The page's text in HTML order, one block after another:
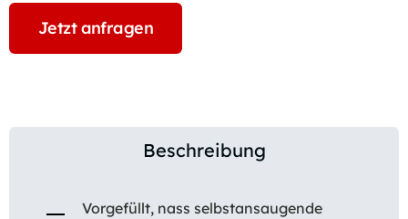
Jetzt anfragen
Beschreibung
Vorgefüllt, nass selbstansaugende